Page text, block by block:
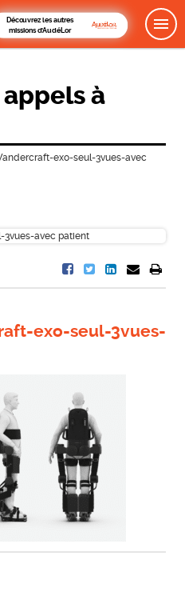
Découvrez les autres
missions d'AudéLor
à
exo-seul-3vues-avec
exo-seul-3vues-